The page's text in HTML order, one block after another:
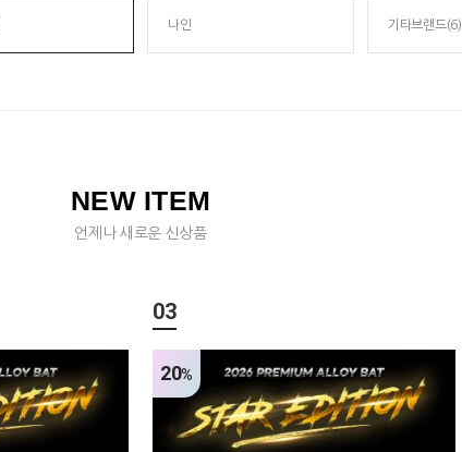
나인 기타브랜드(6)
NEW ITEM
언제나 새로운 신상품
03
20%